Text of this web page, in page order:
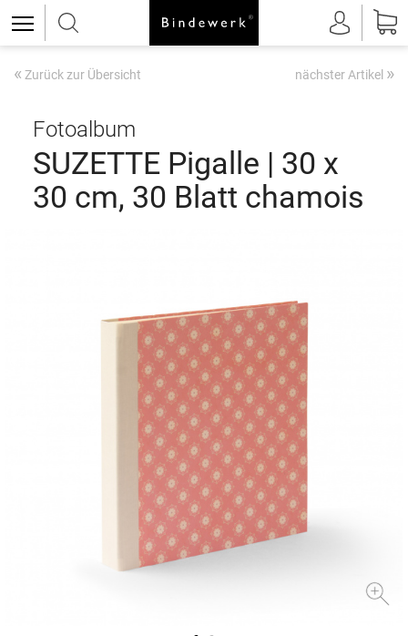
« Zurück zur Übersicht nächster Artikel »
Fotoalbum
SUZETTE Pigalle | 30 x
30 cm, 30 Blatt chamois